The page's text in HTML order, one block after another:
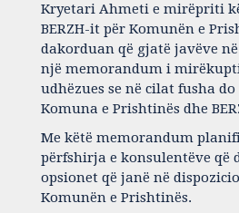
Kryetari Ahmeti e mirëpriti
BERZH-​it për Komunën e
dakorduan që gjatë javëve
një memorandum i
udhëzues se në cilat fusha
Komuna e Prishtinës dhe
Me këtë memorandum
përfshirja e konsulentëve që
opsionet që janë në
Komunën e Prishtinës.